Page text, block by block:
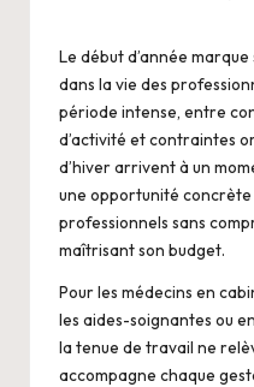
Le début d’année
dans la vie des
période intense, entre
d’activité et contraintes
d’hiver arrivent à un
une opportunité
professionnels sans
maîtrisant son budget.
Pour les médecins en
les aides-soignantes ou
la tenue de travail ne
accompagne chaque